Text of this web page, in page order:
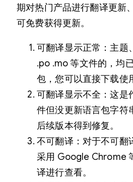
期对热门产品进行翻译更新
可免费获得更新。
可翻译显示正常：主题
.po .mo 等文件的，均
包，您可以直接下载使
可翻译显示不全：这是
件但没更新语言包字符
后续版本得到修复。
不可翻译：对于不可翻
采用 Google Chrome
译进行查看。